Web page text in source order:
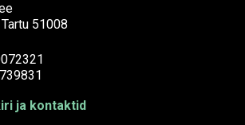
51008
ja kontaktid